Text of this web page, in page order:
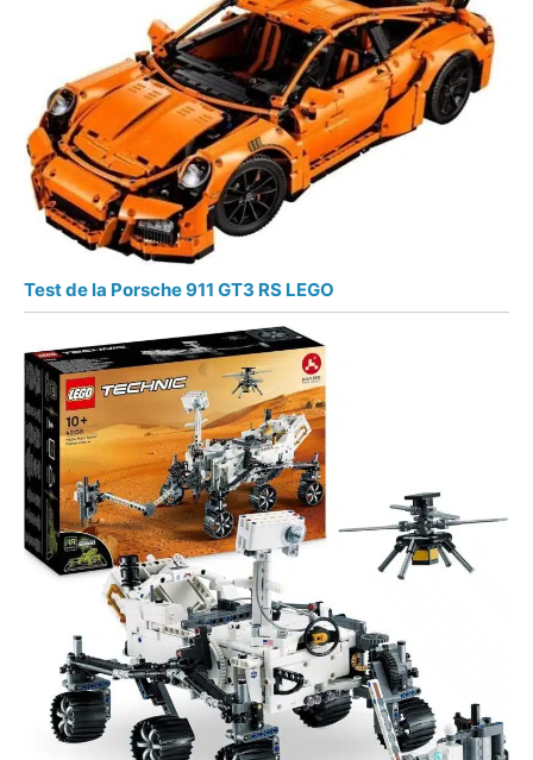
Test de la Porsche 911 GT3 RS LEGO